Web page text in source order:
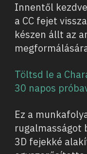
Innentől
a CC fejet
készen állt az
Töltsd le a
30 napos
Ez a
rugalmasságot
3D fejekké